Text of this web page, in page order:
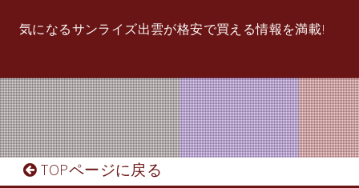
気になるサンライズ出雲が格安で買える情報を満載!
TOPページに戻る